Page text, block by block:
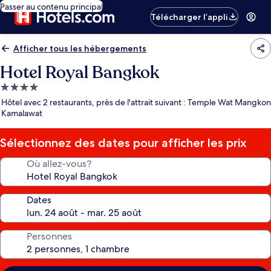
Passer au contenu principal
Télécharger l’appli
Afficher tous les hébergements
Hotel Royal Bangkok
Hébergement
4.0 étoiles
Hôtel avec 2 restaurants, près de l'attrait suivant : Temple Wat Mangkon
Kamalawat
Sélectionnez des dates pour afficher les prix
Où allez-vous?
Dates
Personnes